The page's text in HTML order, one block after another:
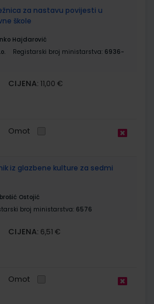
za nastavu povijesti u
škole
Hajdarović
Registarski broj ministarstva: 6936-
CIJENA: 11,00 €
Omot
iz glazbene kulture za sedmi
Ostojić
broj ministarstva: 6576
CIJENA: 6,51 €
Omot